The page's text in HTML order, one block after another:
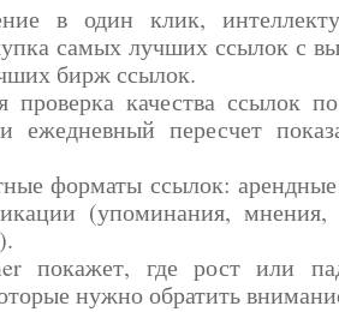
в один клик,
самых лучших ссылок с
бирж ссылок.
проверка качества ссылок
ежедневный пересчет
форматы ссылок:
(упоминания, мнения,
покажет, где рост или
нужно обратить